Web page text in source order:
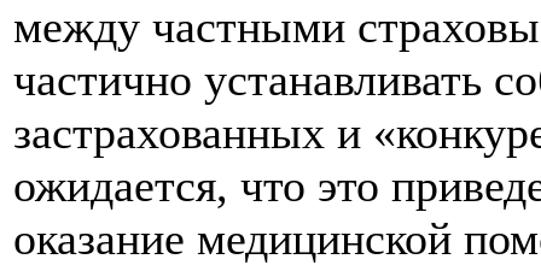
между частными
частично устанавливать
застрахованных и
ожидается, что это
оказание медицинской